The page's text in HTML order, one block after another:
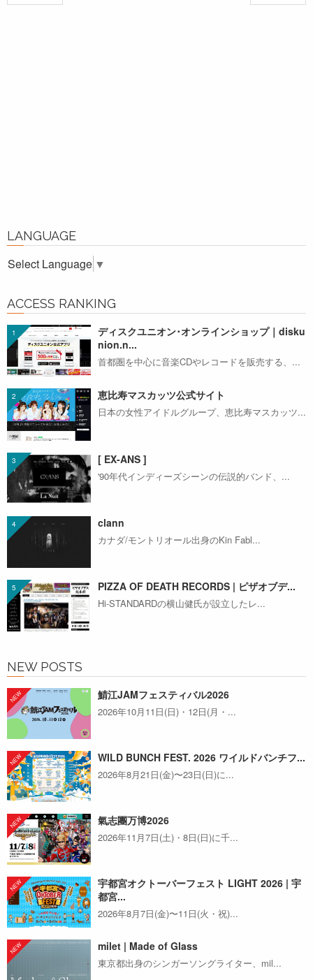
LANGUAGE
Select Language ▼
ACCESS RANKING
ディスクユニオン･オンラインショップ｜disku
nion.n...
首都圏を中心に音楽CDやレコードを販売する、...
恵比寿マスカッツ公式サイト
日本の女性アイドルグループ、恵比寿マスカッツ...
[ EX-ANS ]
'90年代インディーズシーンの伝説的バンド、...
clann
カナダ/モントリオール出身のKin Fabl...
PIZZA OF DEATH RECORDS | ピザオブデ...
Hi-STANDARDの横山健氏が設立したレ...
NEW POSTS
鯖江JAMフェスティバル2026
2026年10月11日(日)・12日(月・...
WILD BUNCH FEST. 2026 ワイルドバンチフ...
2026年8月21日(金)〜23日(日)に...
氣志團万博2026
2026年11月7日(土)・8日(日)に千...
宇都宮オクトーバーフェスト LIGHT 2026 | 宇
都宮...
2026年8月7日(金)〜11日(火・祝)...
milet | Made of Glass
東京都出身のシンガーソングライター、mil...